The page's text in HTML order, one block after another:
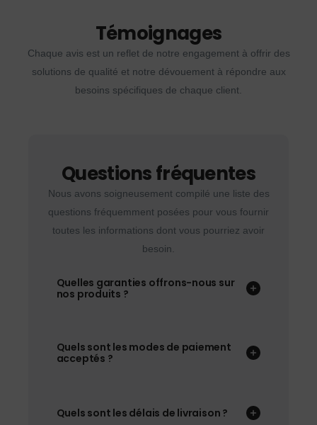
Témoignages
Chaque avis est un reflet de notre engagement à offrir des
solutions de qualité et notre dévouement à répondre aux
besoins spécifiques de chaque client.
Questions fréquentes
Nous avons soigneusement compilé une liste des
questions fréquemment posées pour vous fournir
toutes les informations dont vous pourriez avoir
besoin.
Quelles garanties offrons-nous sur
nos produits ?
Quels sont les modes de paiement
acceptés ?
Quels sont les délais de livraison ?